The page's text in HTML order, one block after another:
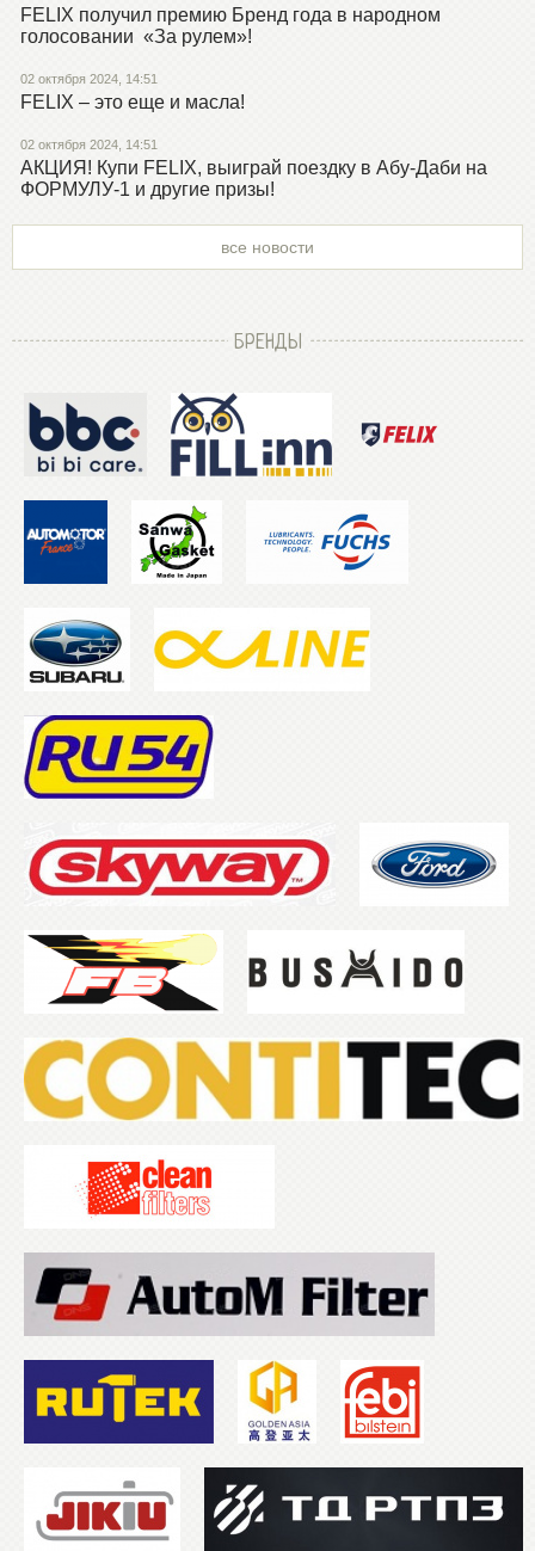
FELIX получил премию Бренд года в народном
голосовании «За рулем»!
02 октября 2024, 14:51
FELIX – это еще и масла!
02 октября 2024, 14:51
АКЦИЯ! Купи FELIX, выиграй поездку в Абу-Даби на
ФОРМУЛУ-1 и другие призы!
все новости
БРЕНДЫ